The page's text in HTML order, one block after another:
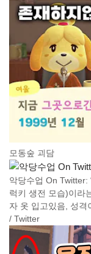
모동숲 괴담
악당수업 On Twitter:
럭키 생전 모습)이라
자 옷 입고있음, 성격
/ Twitter